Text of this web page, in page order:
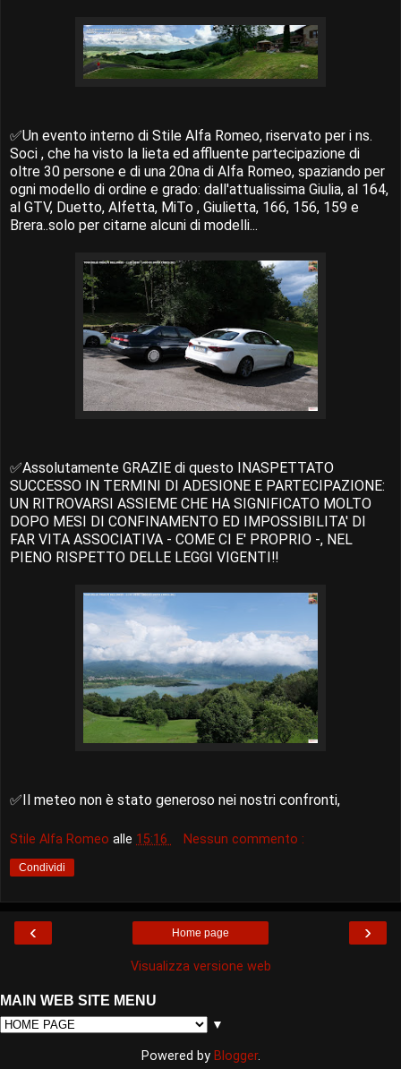
✅Un evento interno di Stile Alfa Romeo, riservato per i ns.
Soci , che ha visto la lieta ed affluente partecipazione di
oltre 30 persone e di una 20na di Alfa Romeo, spaziando per
ogni modello di ordine e grado: dall'attualissima Giulia, al 164,
al GTV, Duetto, Alfetta, MiTo , Giulietta, 166, 156, 159 e
Brera..solo per citarne alcuni di modelli...
✅Assolutamente GRAZIE di questo INASPETTATO
SUCCESSO IN TERMINI DI ADESIONE E PARTECIPAZIONE:
UN RITROVARSI ASSIEME CHE HA SIGNIFICATO MOLTO
DOPO MESI DI CONFINAMENTO ED IMPOSSIBILITA' DI
FAR VITA ASSOCIATIVA - COME CI E' PROPRIO -, NEL
PIENO RISPETTO DELLE LEGGI VIGENTI‼️
✅Il meteo non è stato generoso nei nostri confronti,
Stile Alfa Romeo alle 15:16 Nessun commento :
Condividi
‹ ›
Home page
Visualizza versione web
MAIN WEB SITE MENU
▼
Powered by Blogger.